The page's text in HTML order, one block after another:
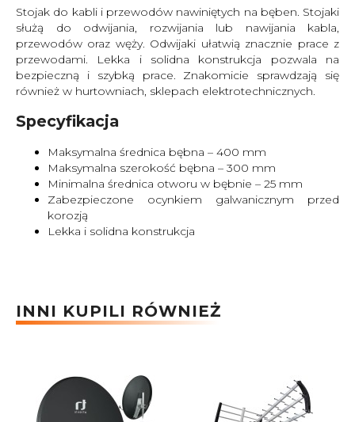
Stojak do kabli i przewodów nawiniętych na bęben. Stojaki
służą do odwijania, rozwijania lub nawijania kabla,
przewodów oraz węży. Odwijaki ułatwią znacznie prace z
przewodami. Lekka i solidna konstrukcja pozwala na
bezpieczną i szybką prace. Znakomicie sprawdzają się
również w hurtowniach, sklepach elektrotechnicznych.
Specyfikacja
Maksymalna średnica bębna – 400 mm
Maksymalna szerokość bębna – 300 mm
Minimalna średnica otworu w bębnie – 25 mm
Zabezpieczone ocynkiem galwanicznym przed
korozją
Lekka i solidna konstrukcja
INNI KUPILI RÓWNIEŻ